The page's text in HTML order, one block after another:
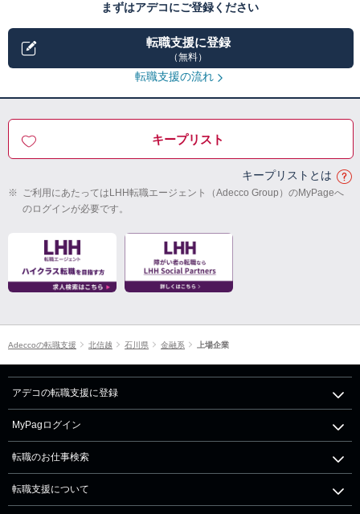
まずはアデコにご登録ください
転職支援に登録
（無料）
転職支援の流れ
キープリスト
キープリストとは
※ ご利用にあたってはLHH転職エージェント（Adecco Group）のMyPageへ
のログインが必要です。
Adeccoの転職支援 北信越 石川県 金融系 上場企業
アデコの転職支援に登録
MyPagログイン
転職のお仕事検索
転職支援について